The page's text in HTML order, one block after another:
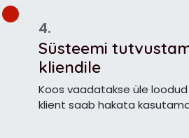
4.
Süsteemi
kliendile
Koos vaadatakse üle
klient saab hakata